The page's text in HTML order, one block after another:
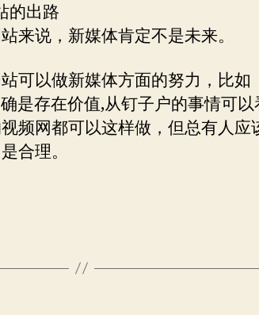
的出路
来说，新媒体肯定不是未来。
可以做新媒体方面的努力，比如
是存在价值,从钉子户的事情可以
频网都可以这样做，但总有人应
合理。